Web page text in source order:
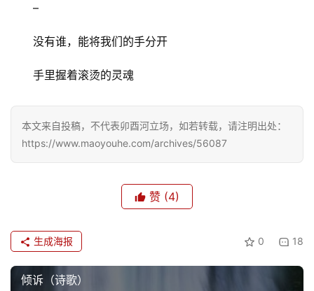
–
没有谁，能将我们的手分开
手里握着滚烫的灵魂
本文来自投稿，不代表卯酉河立场，如若转载，请注明出处：
https://www.maoyouhe.com/archives/56087
赞 (4)
0 18
生成海报
倾诉（诗歌）